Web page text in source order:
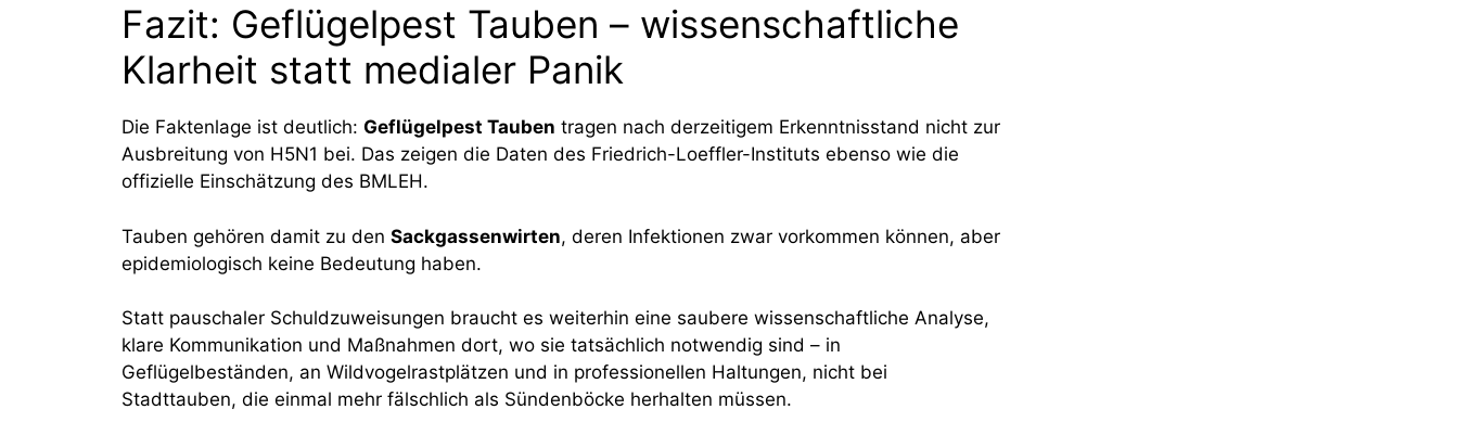
Fazit: Geflügelpest Tauben – wissenschaftliche
Klarheit statt medialer Panik
Die Faktenlage ist deutlich: Geflügelpest Tauben tragen nach derzeitigem Erkenntnisstand nicht zur
Ausbreitung von H5N1 bei. Das zeigen die Daten des Friedrich-Loeffler-Instituts ebenso wie die
offizielle Einschätzung des BMLEH.
Tauben gehören damit zu den Sackgassenwirten, deren Infektionen zwar vorkommen können, aber
epidemiologisch keine Bedeutung haben.
Statt pauschaler Schuldzuweisungen braucht es weiterhin eine saubere wissenschaftliche Analyse,
klare Kommunikation und Maßnahmen dort, wo sie tatsächlich notwendig sind – in
Geflügelbeständen, an Wildvogelrastplätzen und in professionellen Haltungen, nicht bei
Stadttauben, die einmal mehr fälschlich als Sündenböcke herhalten müssen.